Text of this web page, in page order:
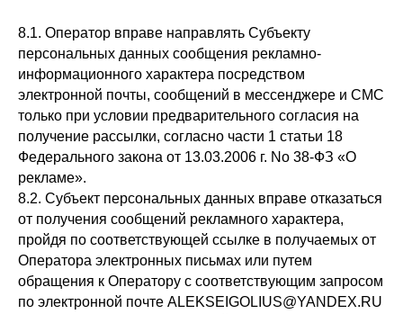
8.1. Оператор вправе направлять Субъекту
персональных данных сообщения рекламно-
информационного характера посредством
электронной почты, сообщений в мессенджере и СМС
только при условии предварительного согласия на
получение рассылки, согласно части 1 статьи 18
Федерального закона от 13.03.2006 г. No 38-ФЗ «О
рекламе».
8.2. Субъект персональных данных вправе отказаться
от получения сообщений рекламного характера,
пройдя по соответствующей ссылке в получаемых от
Оператора электронных письмах или путем
обращения к Оператору с соответствующим запросом
по электронной почте ALEKSEIGOLIUS@YANDEX.RU